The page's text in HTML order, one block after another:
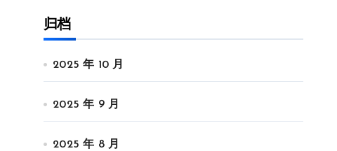
归档
2025 年 10 月
2025 年 9 月
2025 年 8 月